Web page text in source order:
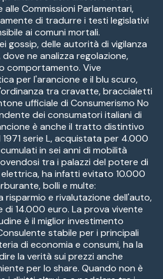
Commissioni Parlamentari,
di tradurre i testi legislativi
ai comuni mortali.
gossip, delle autorità di vigilanza
ne analizza regolazione,
comportamento. Vive
per l'arancione e il blu scuro,
tra cravatte, braccialetti
ufficiale di Consumerismo No
dei consumatori italiani di
è anche il tratto distintivo
serie L, acquistata per 4.000
in sei anni di mobilità
tra i palazzi del potere di
elettrica, ha infatti evitato 10.000
bolli e multe:
risparmio e rivalutazione dell'auto,
di 14.000 euro. La prova vivente
è il miglior investimento
stabile per i principali
di economia e consumi, ha la
la verità sui prezzi anche
per lo share. Quando non è